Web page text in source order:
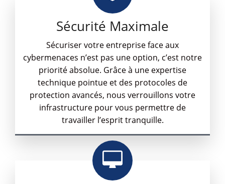
Sécurité Maximale
Sécuriser votre entreprise face aux
cybermenaces n’est pas une option, c’est notre
priorité absolue. Grâce à une expertise
technique pointue et des protocoles de
protection avancés, nous verrouillons votre
infrastructure pour vous permettre de
travailler l’esprit tranquille.